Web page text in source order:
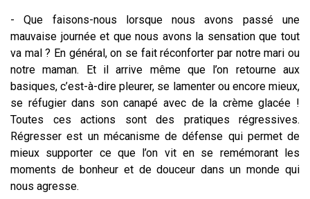
- Que faisons-nous lorsque nous avons passé une
mauvaise journée et que nous avons la sensation que tout
va mal ? En général, on se fait réconforter par notre mari ou
notre maman. Et il arrive même que l’on retourne aux
basiques, c’est-à-dire pleurer, se lamenter ou encore mieux,
se réfugier dans son canapé avec de la crème glacée !
Toutes ces actions sont des pratiques régressives.
Régresser est un mécanisme de défense qui permet de
mieux supporter ce que l’on vit en se remémorant les
moments de bonheur et de douceur dans un monde qui
nous agresse.